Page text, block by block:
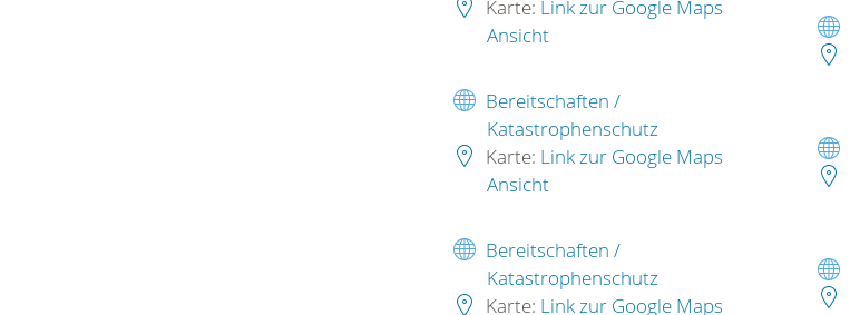
Karte: Link zur Google Maps
Ansicht
Bereitschaften /
Katastrophenschutz
Karte: Link zur Google Maps
Ansicht
Bereitschaften /
Katastrophenschutz
Karte: Link zur Google Maps